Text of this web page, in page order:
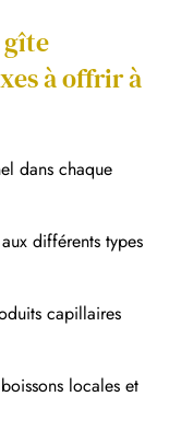
gîte
à offrir à
dans chaque
différents types
capillaires
locales et